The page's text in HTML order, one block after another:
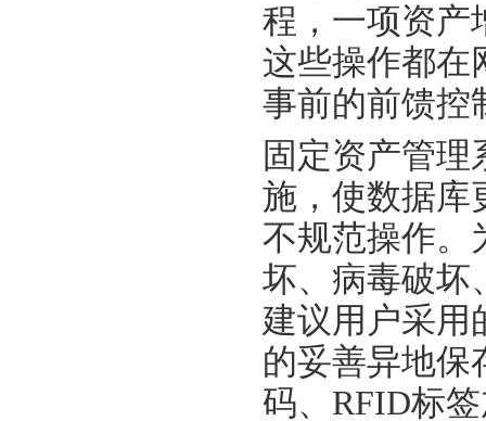
程，一项资产
这些操作都在
事前的前馈控
固定资产管
施，使数据库
不规范操作。
坏、病毒破坏
建议用户采用
的妥善异地保
码、RFID标